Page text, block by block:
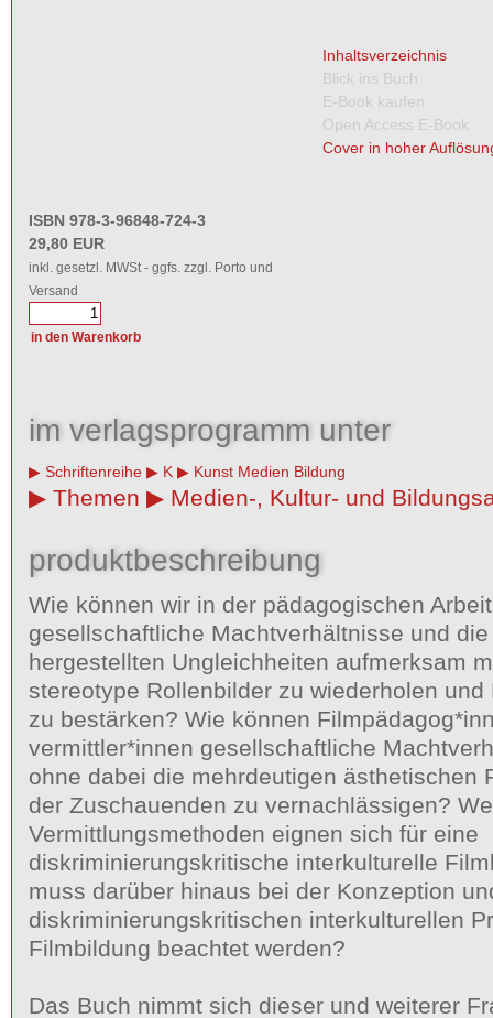
Inhaltsverzeichnis
Blick ins Buch
E-Book kaufen
Open Access E-Book
Cover in hoher
ISBN 978-3-96848-724-3
29,80 EUR
inkl. gesetzl. MWSt - ggfs. zzgl. Porto und
Versand
im verlagsprogramm unter
Schriftenreihe K Kunst Medien Bildung
Themen Medien-, Kultur- und
produktbeschreibung
Wie können wir in der pädagogischen
gesellschaftliche Machtverhältnisse und
hergestellten Ungleichheiten aufmerksam
stereotype Rollenbilder zu wiederholen
zu bestärken? Wie können
vermittler*innen gesellschaftliche
ohne dabei die mehrdeutigen ästhetischen
der Zuschauenden zu vernachlässigen?
Vermittlungsmethoden eignen sich für eine
diskriminierungskritische interkulturelle
muss darüber hinaus bei der Konzeption
diskriminierungskritischen interkulturellen
Filmbildung beachtet werden?
Das Buch nimmt sich dieser und weiterer